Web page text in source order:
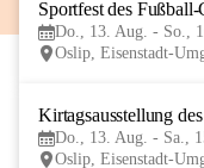
Sportfest des
Do., 13. Aug. - So.,
Oslip, Eisenstadt-
Kirtagsausstellung
Do., 13. Aug. - Sa.,
Oslip, Eisenstadt-